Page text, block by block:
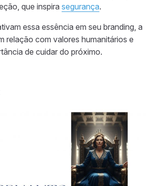
que inspira segurança.
essa essência em seu branding, a
relação com valores humanitários e
de cuidar do próximo.